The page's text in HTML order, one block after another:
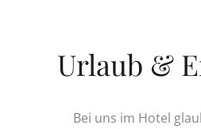
Urlaub &
Bei uns im Hotel